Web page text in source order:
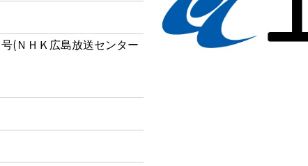
(ＮＨＫ広島放送センター